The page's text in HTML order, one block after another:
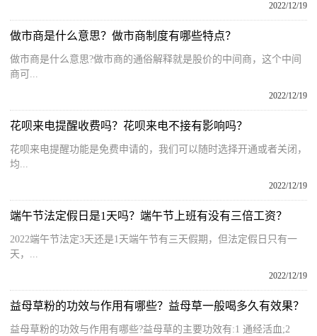
2022/12/19
做市商是什么意思？做市商制度有哪些特点？
做市商是什么意思?做市商的通俗解释就是股价的中间商，这个中间
商可...
2022/12/19
花呗来电提醒收费吗？花呗来电不接有影响吗？
花呗来电提醒功能是免费申请的，我们可以随时选择开通或者关闭，
均...
2022/12/19
端午节法定假日是1天吗？端午节上班有没有三倍工资？
2022端午节法定3天还是1天端午节有三天假期，但法定假日只有一
天，...
2022/12/19
益母草粉的功效与作用有哪些？益母草一般喝多久有效果？
益母草粉的功效与作用有哪些?益母草的主要功效有:1 通经活血;2